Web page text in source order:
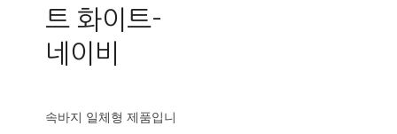
트 화이트-
네이비
속바지 일체형 제품입니